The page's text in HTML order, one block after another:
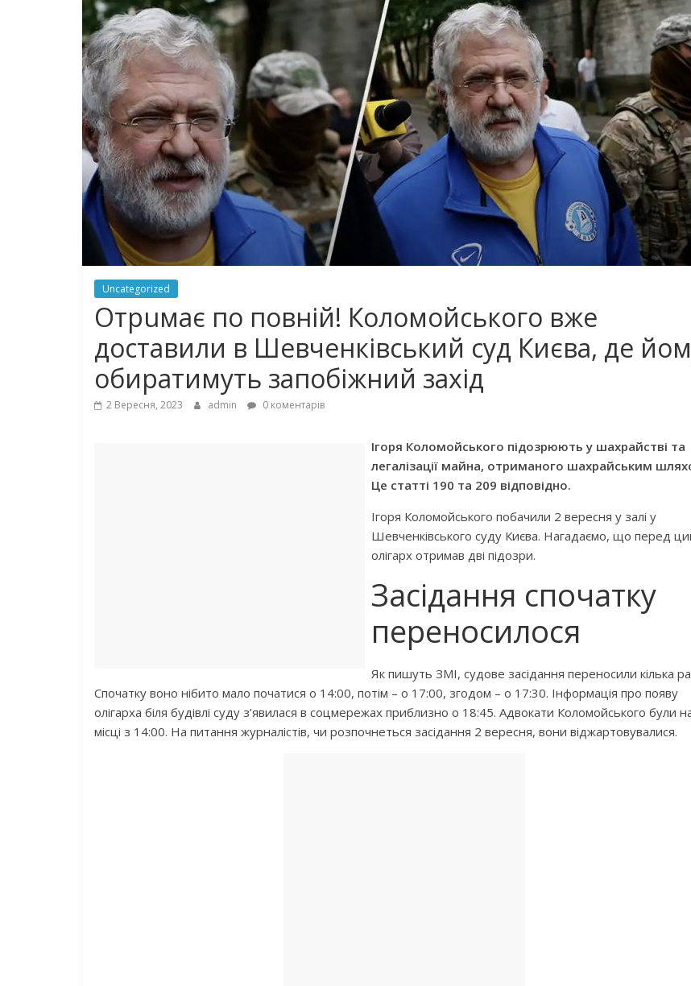
Uncategorized
Отрuмає по повній! Коломойського вже
доставили в Шевченківський суд Києва, де
обиратимуть запобіжний захід
2 Вересня, 2023 admin 0 коментарів
Ігоря Коломойського підозрюють у шахрайстві та
легалізації майна, отриманого шахрайським
Це статті 190 та 209 відповідно.
Ігоря Коломойського побачили 2 вересня у залі у
Шевченківського суду Києва. Нагадаємо, що перед
олігарх отримав дві підозри.
Засідання спочатку
переносилося
Як пишуть ЗМІ, судове засідання переносили кілька
Спочатку воно нібито мало початися о 14:00, потім – о 17:00, згодом – о 17:30. Інформація про появу
олігарха біля будівлі суду з’явилася в соцмережах приблизно о 18:45. Адвокати Коломойського були
місці з 14:00. На питання журналістів, чи розпочнеться засідання 2 вересня, вони віджартовувалися.